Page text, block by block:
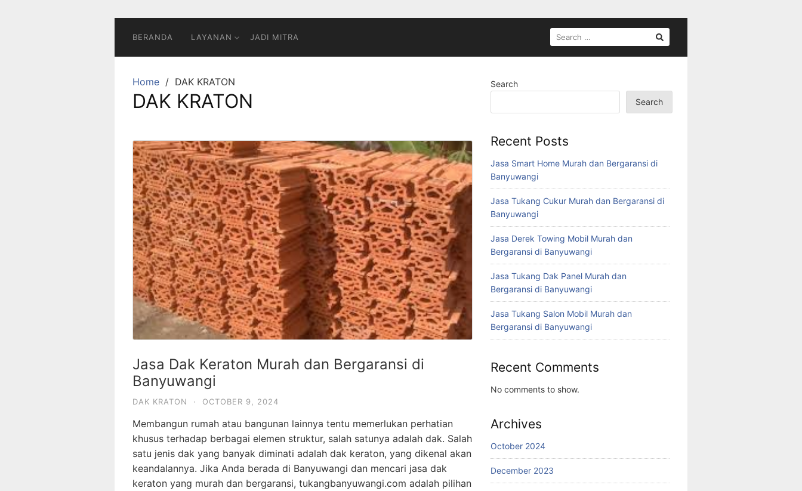
BERANDA LAYANAN JADI MITRA
Home DAK KRATON
DAK KRATON
Jasa Dak Keraton Murah dan Bergaransi di
Banyuwangi
DAK KRATON · OCTOBER 9, 2024
Membangun rumah atau bangunan lainnya tentu memerlukan perhatian
khusus terhadap berbagai elemen struktur, salah satunya adalah dak. Salah
satu jenis dak yang banyak diminati adalah dak keraton, yang dikenal akan
keandalannya. Jika Anda berada di Banyuwangi dan mencari jasa dak
keraton yang murah dan bergaransi, tukangbanyuwangi.com adalah pilihan
Search
Search
Recent Posts
Jasa Smart Home Murah dan Bergaransi di
Banyuwangi
Jasa Tukang Cukur Murah dan Bergaransi di
Banyuwangi
Jasa Derek Towing Mobil Murah dan
Bergaransi di Banyuwangi
Jasa Tukang Dak Panel Murah dan
Bergaransi di Banyuwangi
Jasa Tukang Salon Mobil Murah dan
Bergaransi di Banyuwangi
Recent Comments
No comments to show.
Archives
October 2024
December 2023